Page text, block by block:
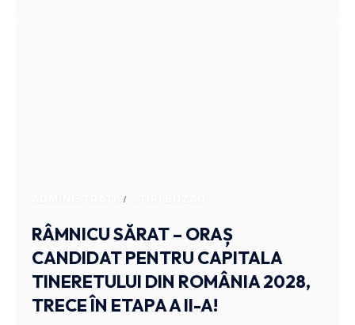
ADMINISTRATIV
RÂMNICU SĂRAT – ORAȘ
CANDIDAT PENTRU CAPITALA
TINERETULUI DIN ROMÂNIA 2028,
TRECE ÎN ETAPA A II-A!